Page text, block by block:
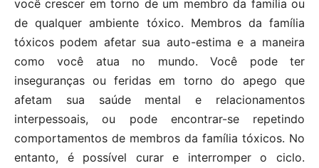
você crescer em torno de um membro da família ou
de qualquer ambiente tóxico. Membros da família
tóxicos podem afetar sua auto-estima e a maneira
como você atua no mundo. Você pode ter
inseguranças ou feridas em torno do apego que
afetam sua saúde mental e relacionamentos
interpessoais, ou pode encontrar-se repetindo
comportamentos de membros da família tóxicos. No
entanto, é possível curar e interromper o ciclo.